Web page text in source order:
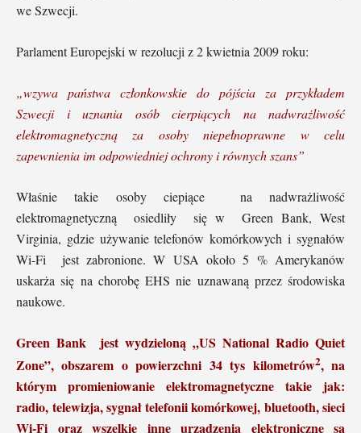
we Szwecji.
Parlament Europejski w rezolucji z 2 kwietnia 2009 roku:
„wzywa państwa członkowskie do pójścia za przykładem
Szwecji i uznania osób cierpiących na nadwrażliwość
elektromagnetyczną za osoby niepełnoprawne w celu
zapewnienia im odpowiedniej ochrony i równych szans”
Właśnie takie osoby ciepiące na nadwrażliwość
elektromagnetyczną osiedliły się w Green Bank, West
Virginia, gdzie używanie telefonów komórkowych i sygnałów
Wi-Fi jest zabronione. W USA około 5 % Amerykanów
uskarża się na chorobę EHS nie uznawaną przez środowiska
naukowe.
Green Bank jest wydzieloną „US National Radio Quiet
Zone”, obszarem o powierzchni 34 tys kilometrów2, na
którym promieniowanie elektromagnetyczne takie jak:
radio, telewizja, sygnał telefonii komórkowej, bluetooth, sieci
Wi-Fi oraz wszelkie inne urządzenia elektroniczne są